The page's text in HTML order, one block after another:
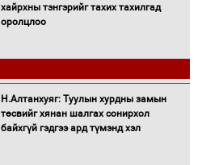
хайрхны тэнгэрийг тахих тахилгад
оролцлоо
С.Амарсайхан: Иргэдийг хохироосон
ААН-ийн нуугтмал хөрөнгийг
битүүмжлэнэ
Н.Алтанхуяг: Туулын хурдны замын
төсвийг хянан шалгах сонирхол
байхгүй гэдгээ ард түмэнд хэл